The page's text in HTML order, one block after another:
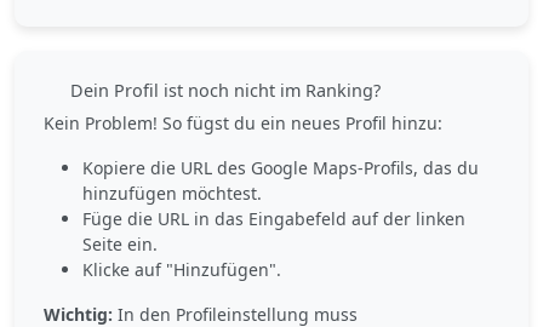
Dein Profil ist noch nicht im Ranking?
Kein Problem! So fügst du ein neues Profil hinzu:
Kopiere die URL des Google Maps-Profils, das du
hinzufügen möchtest.
Füge die URL in das Eingabefeld auf der linken
Seite ein.
Klicke auf "Hinzufügen".
Wichtig: In den Profileinstellung muss